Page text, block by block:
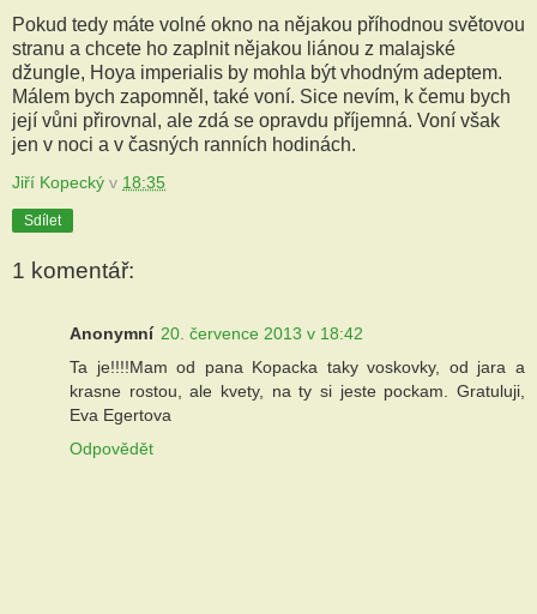
Pokud tedy máte volné okno na nějakou příhodnou světovou
stranu a chcete ho zaplnit nějakou liánou z malajské
džungle, Hoya imperialis by mohla být vhodným adeptem.
Málem bych zapomněl, také voní. Sice nevím, k čemu bych
její vůni přirovnal, ale zdá se opravdu příjemná. Voní však
jen v noci a v časných ranních hodinách.
Jiří Kopecký v 18:35
Sdílet
1 komentář:
Anonymní 20. července 2013 v 18:42
Ta je!!!!Mam od pana Kopacka taky voskovky, od jara a
krasne rostou, ale kvety, na ty si jeste pockam. Gratuluji,
Eva Egertova
Odpovědět